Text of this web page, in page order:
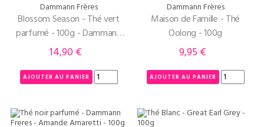
Dammann Frères
Blossom Season - Thé vert
parfumé - 100g - Dammann
Frères
Prix
14,90 €
AJOUTER AU PANIER
Dammann Frères
Maison de Famille - Thé
Oolong - 100g
Prix
9,95 €
AJOUTER AU PANIER